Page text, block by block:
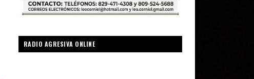
RADIO AGRESIVA ONLINE